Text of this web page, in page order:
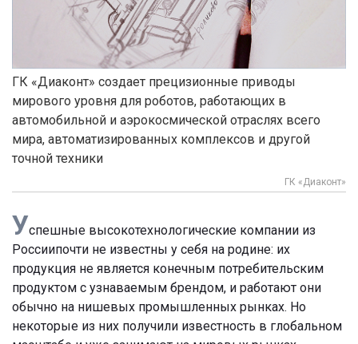
ГК «Диаконт» создает прецизионные приводы
мирового уровня для роботов, работающих в
автомобильной и аэрокосмической отраслях всего
мира, автоматизированных комплексов и другой
точной техники
ГК «Диаконт»
Успешные высокотехнологические компании из
Россиипочти не известны у себя на родине: их
продукция не является конечным потребительским
продуктом с узнаваемым брендом, и работают они
обычно на нишевых промышленных рынках. Но
некоторые из них получили известность в глобальном